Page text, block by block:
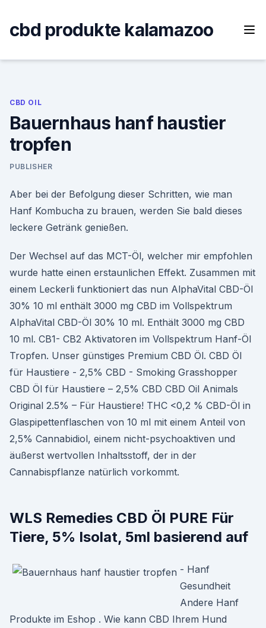
content
cbd produkte kalamazoo
CBD OIL
Bauernhaus hanf haustier
tropfen
PUBLISHER
Aber bei der Befolgung dieser Schritten, wie man
Hanf Kombucha zu brauen, werden Sie bald dieses
leckere Getränk genießen.
Der Wechsel auf das MCT-Öl, welcher mir empfohlen
wurde hatte einen erstaunlichen Effekt. Zusammen mit
einem Leckerli funktioniert das nun AlphaVital CBD-Öl
30% 10 ml enthält 3000 mg CBD im Vollspektrum
AlphaVital CBD-Öl 30% 10 ml. Enthält 3000 mg CBD
10 ml. CB1- CB2 Aktivatoren im Vollspektrum Hanf-Öl
Tropfen. Unser günstiges Premium CBD Öl. CBD Öl
für Haustiere - 2,5% CBD - Smoking Grasshopper
CBD Öl für Haustiere – 2,5% CBD CBD Oil Animals
Original 2.5% – Für Haustiere! THC <0,2 % CBD-Öl in
Glaspipettenflaschen von 10 ml mit einem Anteil von
2,5% Cannabidiol, einem nicht-psychoaktiven und
äußerst wertvollen Inhaltsstoff, der in der
Cannabispflanze natürlich vorkommt.
WLS Remedies CBD Öl PURE Für
Tiere, 5% Isolat, 5ml basierend auf
- Hanf
Gesundheit
Andere Hanf
Produkte im Eshop . Wie kann CBD Ihrem Hund